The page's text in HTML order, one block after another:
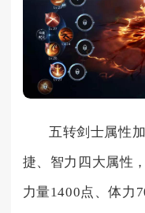
五转剑士属性
捷、智力四大属性
力量1400点、体力